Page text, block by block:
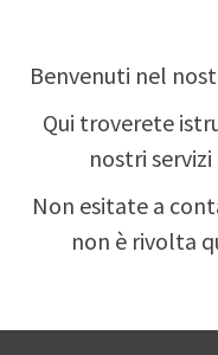
Benvenuti nel
Qui troverete
nostri
Non esitate a
non è rivolta